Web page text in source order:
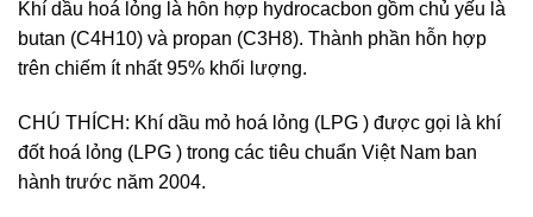
Khí dầu hoá lỏng là hỗn hợp hydrocacbon gồm chủ yếu là
butan (C4H10) và propan (C3H8). Thành phần hỗn hợp
trên chiếm ít nhất 95% khối lượng.
CHÚ THÍCH: Khí dầu mỏ hoá lỏng (LPG ) được gọi là khí
đốt hoá lỏng (LPG ) trong các tiêu chuẩn Việt Nam ban
hành trước năm 2004.